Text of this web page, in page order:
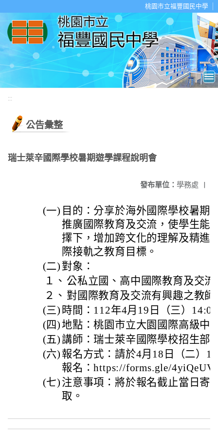
桃園市立福豐國民中學
:::
公告彙整
瑞士萊辛國際學校暑期遊學課程說明會
發布單位： 學務處 |
(一) 目的：分享於海外國際學校暑期
推廣國際教育及交流，使學生能
擇下，增加跨文化的理解及精進
際接軌之教育目標。
(二) 對象：
１、 公私立國、高中國際教育及交
２、 對國際教育及交流有興趣之教
(三) 時間：112年4月19日（三）
(四)地點：桃園市立大園國際高級中
(五)講師：瑞士萊辛國際學校招生部
(六) 報名方式：請於4月18日（二）
報名：https://forms.gle/
(七) 注意事項：將於報名截止當日寄
取。